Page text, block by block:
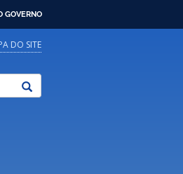
GOVERNO
DO SITE